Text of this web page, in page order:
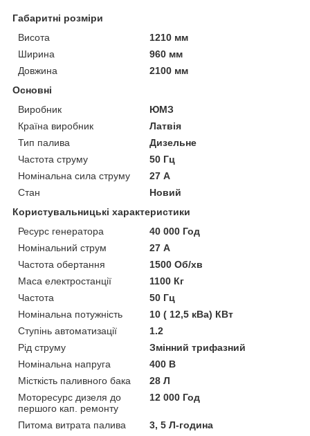
Габаритні розміри
Висота
1210 мм
Ширина
960 мм
Довжина
2100 мм
Основні
Виробник
ЮМЗ
Країна виробник
Латвія
Тип палива
Дизельне
Частота струму
50 Гц
Номінальна сила струму
27 А
Стан
Новий
Користувальницькі характеристики
Ресурс генератора
40 000 Год
Номінальний струм
27 А
Частота обертання
1500 Об/хв
Маса електростанції
1100 Кг
Частота
50 Гц
Номінальна потужність
10 ( 12,5 кВа) КВт
Ступінь автоматизації
1.2
Рід струму
Змінний трифазний
Номінальна напруга
400 В
Місткість паливного бака
28 Л
Моторесурс дизеля до
першого кап. ремонту
12 000 Год
Питома витрата палива 3, 5 Л-година